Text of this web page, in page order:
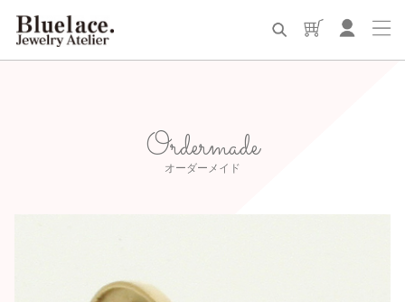
Ordermade
オーダーメイド